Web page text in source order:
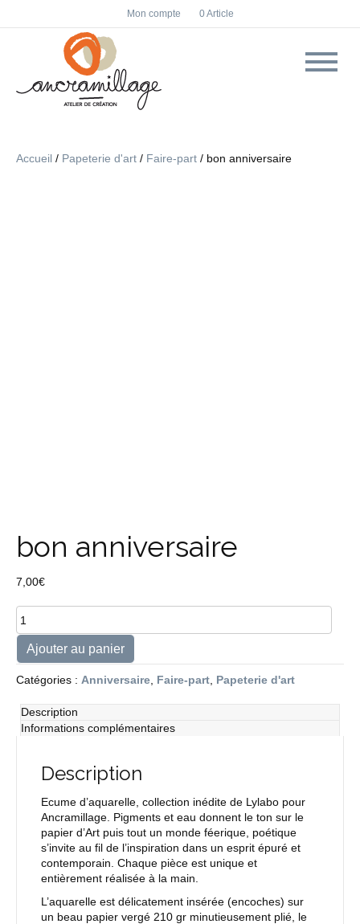
F
a
c
I
n
s
Mon compte 0 Article
Accueil / Papeterie d'art / Faire-part / bon anniversaire
bon anniversaire
7,00€
quantité
de
bon
anniversaire
Ajouter au panier
Catégories : Anniversaire Faire-part Papeterie d'art
Description
Informations complémentaires
Description
Ecume d’aquarelle, collection inédite de Lylabo pour
Ancramillage. Pigments et eau donnent le ton sur le
papier d’Art puis tout un monde féerique, poétique
s’invite au fil de l’inspiration dans un esprit épuré et
contemporain. Chaque pièce est unique et
entièrement réalisée à la main.
L’aquarelle est délicatement insérée (encoches) sur
un beau papier vergé 210 gr minutieusement plié, le